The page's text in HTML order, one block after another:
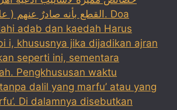
adab dan kaedah Harus
i, khususnya jika dijadikan ajran
seperti ini, sementara
Pengkhususan waktu
dalil yang marfu’ atau yang
Di dalamnya disebutkan